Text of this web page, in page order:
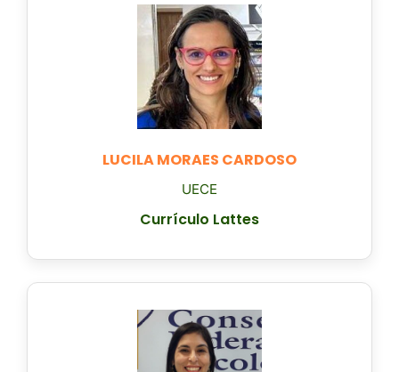
LUCILA MORAES CARDOSO
UECE
Currículo Lattes